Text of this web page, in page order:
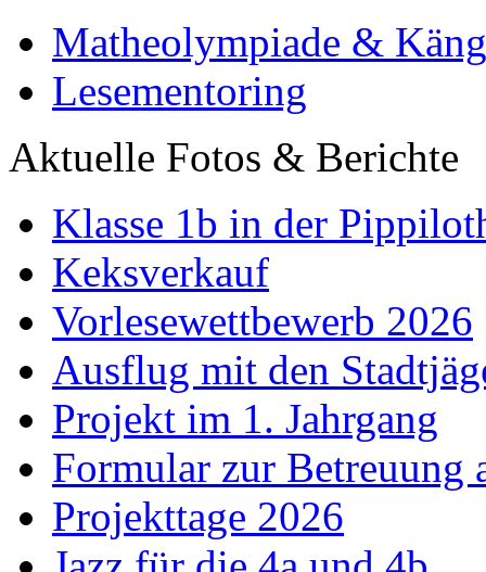
Matheolympiade &
Lesementoring
Aktuelle Fotos & Berichte
Klasse 1b in der
Keksverkauf
Vorlesewettbewerb 2026
Ausflug mit den
Projekt im 1. Jahrgang
Formular zur Betreuung
Projekttage 2026